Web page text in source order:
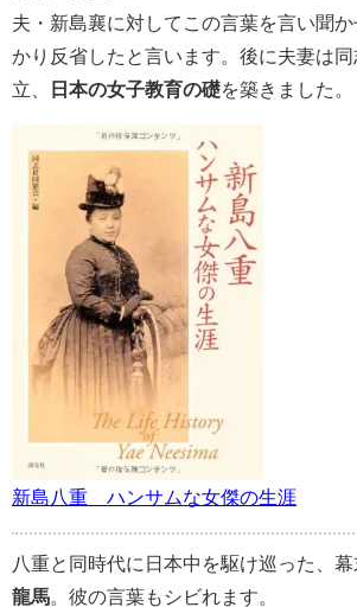
夫・新島襄に対してこの言葉を言い聞
かり反省したと言います。後に夫妻は
立、
日本の女子教育の礎を築きました。
新島八重 ハンサムな女傑の生涯
八重と同時代に日本中を駆け巡った、幕
龍馬 。彼の言葉もシビれます。